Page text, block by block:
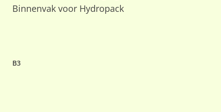
Binnenvak voor Hydropack
B3